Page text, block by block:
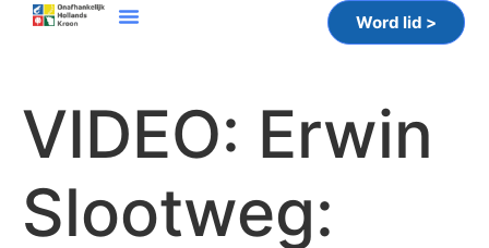
Word lid >
VIDEO: Erwin
Slootweg: